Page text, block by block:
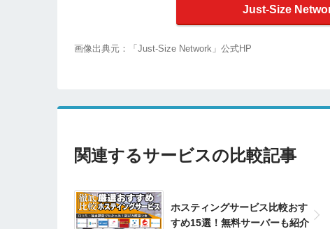
Just-Size
画像出典元：「Just-Size Network」公式HP
関連するサービスの比較記事
ホスティングサービス比較おす
すめ15選！無料サーバーも紹介